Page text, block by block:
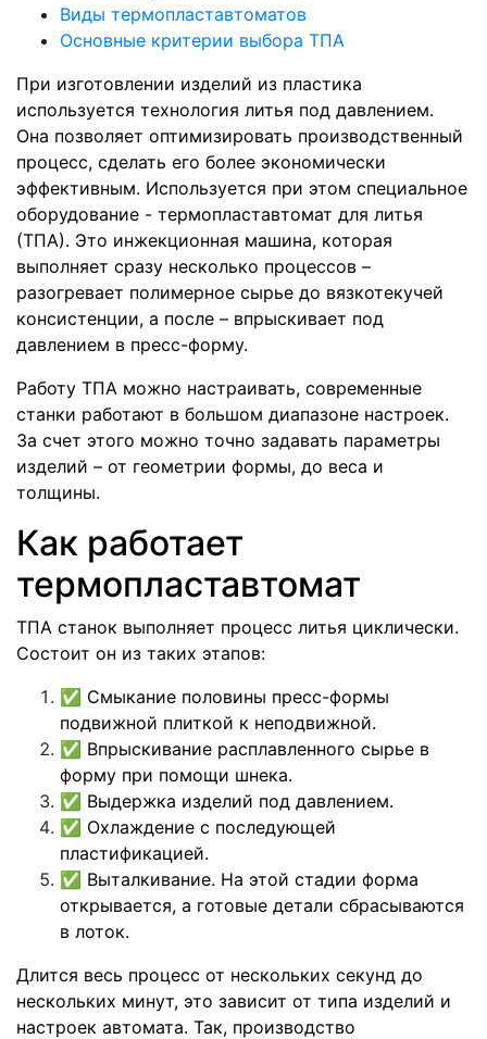
Виды термопластавтоматов
Основные критерии выбора ТПА
При изготовлении изделий из пластика
используется технология литья под давлением.
Она позволяет оптимизировать производственный
процесс, сделать его более экономически
эффективным. Используется при этом специальное
оборудование - термопластавтомат для литья
(ТПА). Это инжекционная машина, которая
выполняет сразу несколько процессов –
разогревает полимерное сырье до вязкотекучей
консистенции, а после – впрыскивает под
давлением в пресс-форму.
Работу ТПА можно настраивать, современные
станки работают в большом диапазоне настроек.
За счет этого можно точно задавать параметры
изделий – от геометрии формы, до веса и
толщины.
Как работает
термопластавтомат
ТПА станок выполняет процесс литья циклически.
Состоит он из таких этапов:
✅ Смыкание половины пресс-формы
подвижной плиткой к неподвижной.
✅ Впрыскивание расплавленного сырье в
форму при помощи шнека.
✅ Выдержка изделий под давлением.
✅ Охлаждение с последующей
пластификацией.
✅ Выталкивание. На этой стадии форма
открывается, а готовые детали сбрасываются
в лоток.
Длится весь процесс от нескольких секунд до
нескольких минут, это зависит от типа изделий и
настроек автомата. Так, производство